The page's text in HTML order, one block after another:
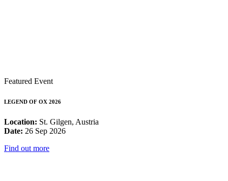
Featured Event
LEGEND OF OX 2026
Location: St. Gilgen, Austria
Date: 26 Sep 2026
Find out more